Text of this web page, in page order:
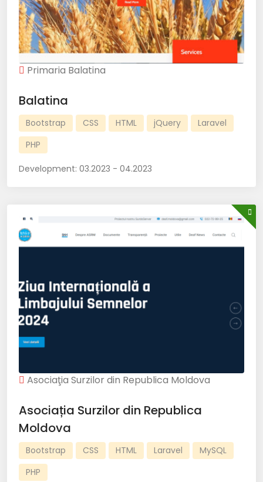
Primaria Balatina
Balatina
Bootstrap CSS HTML jQuery
Laravel
PHP
Development: 03.2023 - 04.2023
Asociaţia Surzilor din Republica Moldova
Asociația Surzilor din Republica
Moldova
Bootstrap CSS HTML Laravel
MySQL
PHP